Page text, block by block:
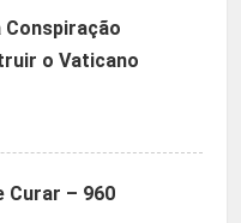
Conspiração
o Vaticano
Curar – 960